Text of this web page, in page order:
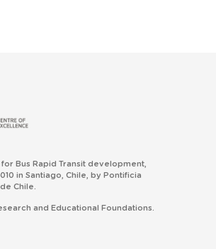
Bus Rapid Transit development,
in Santiago, Chile, by Pontificia
Chile.
and Educational Foundations.